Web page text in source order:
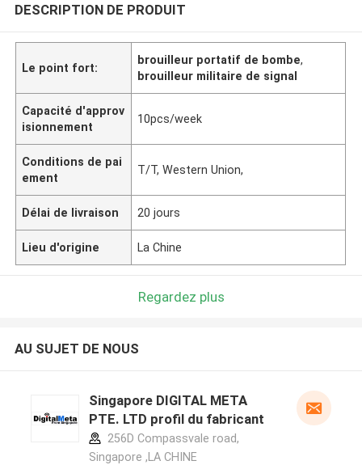
DESCRIPTION DE PRODUIT
Le point fort:
brouilleur portatif de bombe,
brouilleur militaire de signal
Capacité d'approv
isionnement
10pcs/week
Conditions de pai
ement
T/T, Western Union,
Délai de livraison 20 jours
Lieu d'origine La Chine
Regardez plus
AU SUJET DE NOUS
Singapore DIGITAL META
PTE. LTD profil du fabricant
256D Compassvale road,
Singapore ,LA CHINE